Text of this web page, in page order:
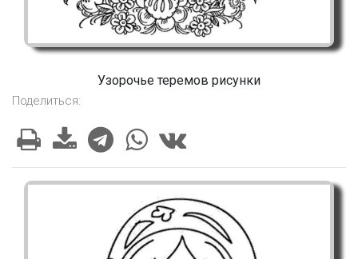
Узорочье теремов рисунки
Поделиться: